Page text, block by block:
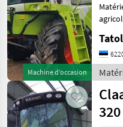
Tucano
320
MARKETPLACE
Marketplace
Offres des
distributeurs
Machine d’occasion
de
/ Claas
320